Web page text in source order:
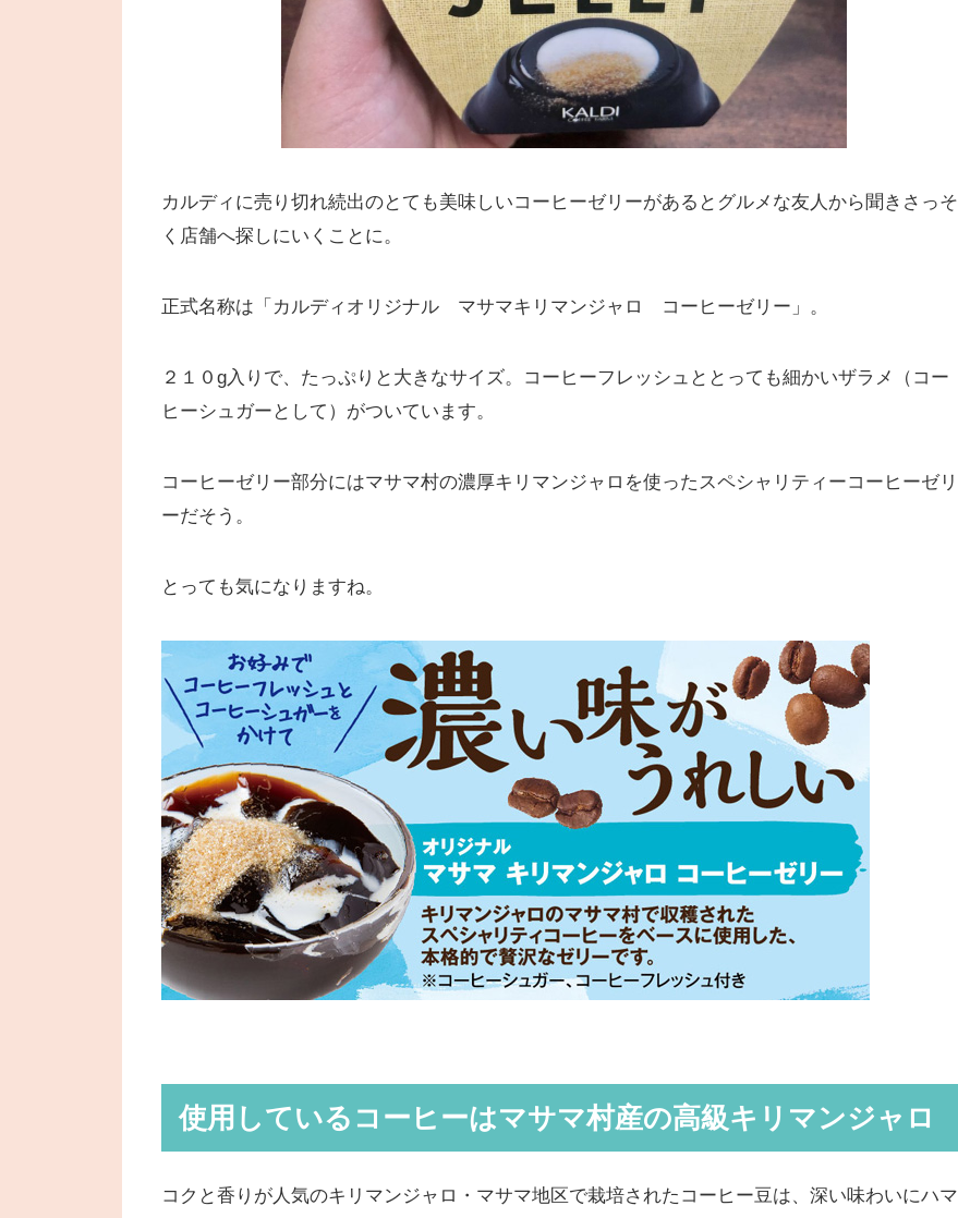
カルディに売り切れ続出のとても美味しいコーヒーゼリーがあるとグルメな友人から聞きさっそ
く店舗へ探しにいくことに。
正式名称は「カルディオリジナル マサマキリマンジャロ コーヒーゼリー」。
２１０g入りで、たっぷりと大きなサイズ。コーヒーフレッシュととっても細かいザラメ（コー
ヒーシュガーとして）がついています。
コーヒーゼリー部分にはマサマ村の濃厚キリマンジャロを使ったスペシャリティーコーヒーゼリ
ーだそう。
とっても気になりますね。
使用しているコーヒーはマサマ村産の高級キリマンジャロ
コクと香りが人気のキリマンジャロ・マサマ地区で栽培されたコーヒー豆は、深い味わいにハマ